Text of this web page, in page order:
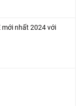
mới nhất 2024 với